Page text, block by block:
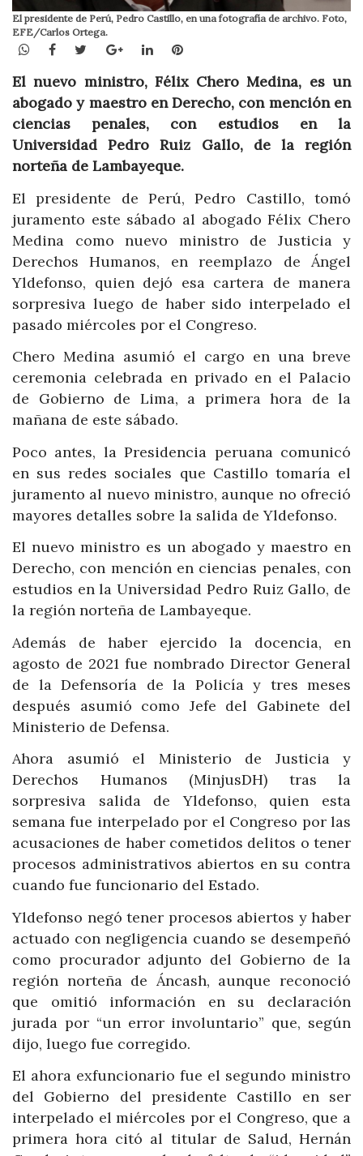
El presidente de Perú, Pedro Castillo, en una fotografía de archivo. Foto,
EFE/Carlos Ortega.
WhatsApp
Facebook
TwitterGoogle+LinkedInPinterest
El nuevo ministro, Félix Chero Medina, es un
abogado y maestro en Derecho, con mención en
ciencias penales, con estudios en la
Universidad Pedro Ruiz Gallo, de la región
norteña de Lambayeque.
El presidente de Perú, Pedro Castillo, tomó
juramento este sábado al abogado Félix Chero
Medina como nuevo ministro de Justicia y
Derechos Humanos, en reemplazo de Ángel
Yldefonso, quien dejó esa cartera de manera
sorpresiva luego de haber sido interpelado el
pasado miércoles por el Congreso.
Chero Medina asumió el cargo en una breve
ceremonia celebrada en privado en el Palacio
de Gobierno de Lima, a primera hora de la
mañana de este sábado.
Poco antes, la Presidencia peruana comunicó
en sus redes sociales que Castillo tomaría el
juramento al nuevo ministro, aunque no ofreció
mayores detalles sobre la salida de Yldefonso.
El nuevo ministro es un abogado y maestro en
Derecho, con mención en ciencias penales, con
estudios en la Universidad Pedro Ruiz Gallo, de
la región norteña de Lambayeque.
Además de haber ejercido la docencia, en
agosto de 2021 fue nombrado Director General
de la Defensoría de la Policía y tres meses
después asumió como Jefe del Gabinete del
Ministerio de Defensa.
Ahora asumió el Ministerio de Justicia y
Derechos Humanos (MinjusDH) tras la
sorpresiva salida de Yldefonso, quien esta
semana fue interpelado por el Congreso por las
acusaciones de haber cometidos delitos o tener
procesos administrativos abiertos en su contra
cuando fue funcionario del Estado.
Yldefonso negó tener procesos abiertos y haber
actuado con negligencia cuando se desempeñó
como procurador adjunto del Gobierno de la
región norteña de Áncash, aunque reconoció
que omitió información en su declaración
jurada por “un error involuntario” que, según
dijo, luego fue corregido.
El ahora exfuncionario fue el segundo ministro
del Gobierno del presidente Castillo en ser
interpelado el miércoles por el Congreso, que a
primera hora citó al titular de Salud, Hernán